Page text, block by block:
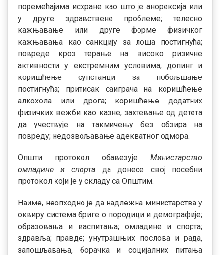
поремећајима исхране као што је анорексија или
у друге здравствене проблеме; телесно
кажњавање или друге форме физичког
кажњавања као санкцију за лоша постигнућа;
повреде кроз терање на високо ризичне
активности у екстремним условима; допинг и
коришћење супстанци за побољшање
постигнућа; притисак саиграча на коришћење
алкохола или дрога; коришћење додатних
физичких вежби као казне; захтевање од детета
да учествује на такмичењу без обзира на
повреду; недозвољавање адекватног одмора.
Општи протокол обавезује Министарство
омладине и спорта да донесе свој посебни
протокол који је у складу са Општим.
Наиме, неопходно је да надлежна министарства у
оквиру система бриге о породици и демографије;
образовања и васпитања; омладине и спорта;
здравља; правде; унутрашњих послова и рада,
запошљавања, борачка и социјалних питања